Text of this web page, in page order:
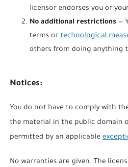
licensor endorses you or
No additional restrictions —
terms or technological
others from doing anything
Notices:
You do not have to comply with
the material in the public domain
permitted by an applicable
No warranties are given. The